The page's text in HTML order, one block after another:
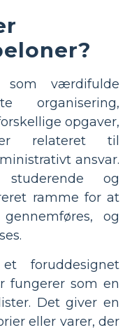
som værdifulde
opgaver,
relateret til
ansvar.
og
ramme for at
og
foruddesignet
fungerer som en
Det giver en
eller varer, der